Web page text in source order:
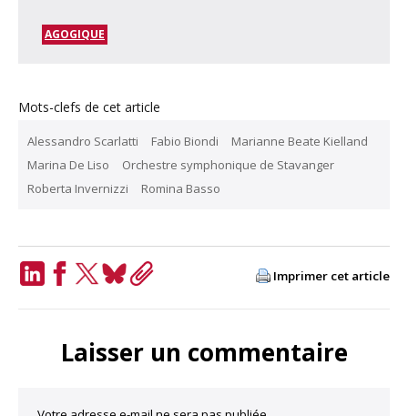
AGOGIQUE
Mots-clefs de cet article
Alessandro Scarlatti Fabio Biondi
Marianne Beate Kielland
Marina De Liso
Orchestre symphonique de Stavanger
Roberta Invernizzi
Romina Basso
Imprimer cet article
Laisser un commentaire